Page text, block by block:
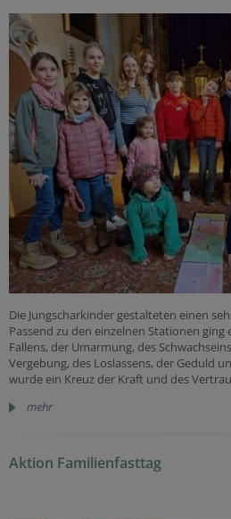
Die Jungscharkinder gestalteten einen
Passend zu den einzelnen Stationen
Fallens, der Umarmung, des
Vergebung, des Loslassens, der Geduld
wurde ein Kreuz der Kraft und des
mehr
Aktion Familienfasttag